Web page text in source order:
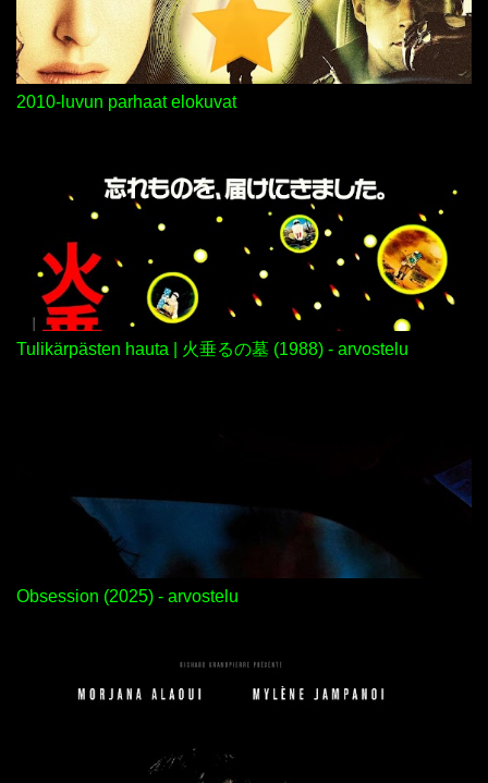
2010-luvun parhaat elokuvat
Tulikärpästen hauta | 火垂るの墓 (1988) - arvostelu
Obsession (2025) - arvostelu